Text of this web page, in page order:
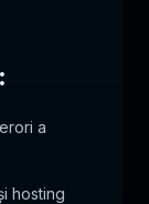
a
hosting